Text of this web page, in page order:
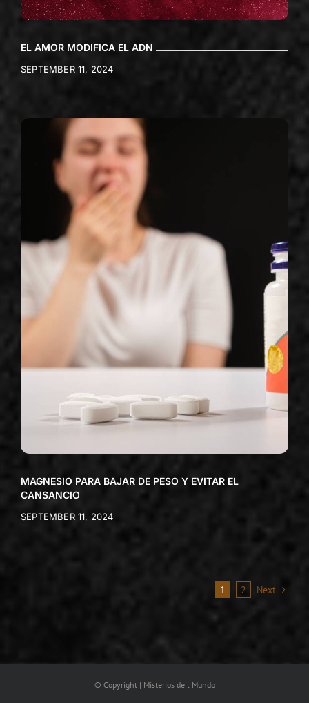
EL AMOR MODIFICA EL ADN
SEPTEMBER 11, 2024
MAGNESIO PARA BAJAR DE PESO Y EVITAR EL
CANSANCIO
SEPTEMBER 11, 2024
1 2 Next
© Copyright | Misterios de l Mundo